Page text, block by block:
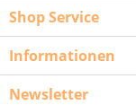
Shop Service
Informationen
Newsletter